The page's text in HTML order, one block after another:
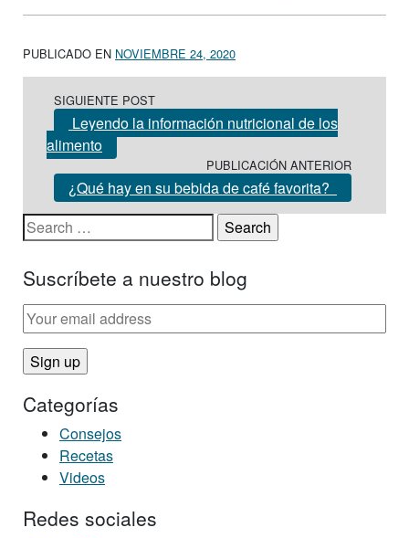
PUBLICADO EN NOVIEMBRE 24, 2020
SIGUIENTE POST
Leyendo la información nutricional de los
alimento
PUBLICACIÓN ANTERIOR
¿Qué hay en su bebida de café favorita?
Search for:
Suscríbete a nuestro blog
Categorías
Consejos
Recetas
Videos
Redes sociales